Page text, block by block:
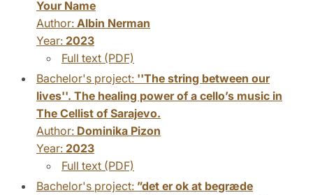
Your Name
Author: Albin Nerman
Year: 2023
Full text (PDF)
Bachelor's project: ''The string between our
lives''. The healing power of a cello’s music in
The Cellist of Sarajevo.
Author: Dominika Pizon
Year: 2023
Full text (PDF)
Bachelor's project: ”det er ok at begræde